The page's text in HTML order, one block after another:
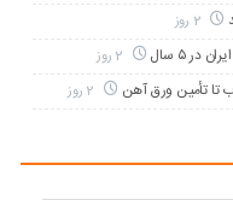
تا تأمین ورق آهن